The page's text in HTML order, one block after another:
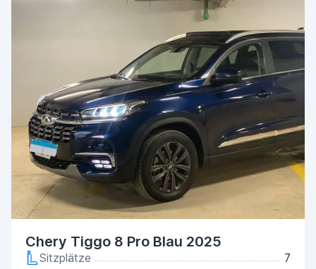
Chery Tiggo 8 Pro Blau 2025
Sitzplätze
7